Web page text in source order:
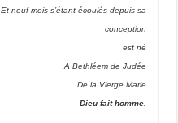
Et neuf mois s’étant écoulés depuis sa
conception
est né
A Bethléem de Judée
De la Vierge Marie
Dieu fait homme.